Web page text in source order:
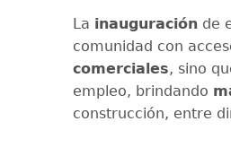
La inauguración de
comunidad con
comerciales, sino
empleo, brindando
construcción, entre